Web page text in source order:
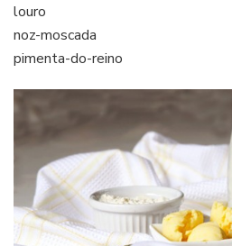
louro
noz-moscada
pimenta-do-reino